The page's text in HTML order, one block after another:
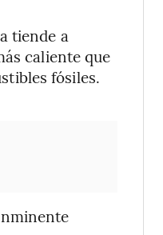
tiende a
caliente que
fósiles.